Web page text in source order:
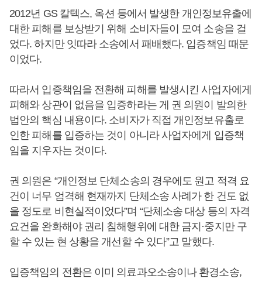
2012년 GS 칼텍스, 옥션 등에서 발생한 개인정보유출에
대한 피해를 보상받기 위해 소비자들이 모여 소송을 걸
었다. 하지만 잇따라 소송에서 패배했다. 입증책임 때문
이었다.
따라서 입증책임을 전환해 피해를 발생시킨 사업자에게
피해와 상관이 없음을 입증하라는 게 권 의원이 발의한
법안의 핵심 내용이다. 소비자가 직접 개인정보유출로
인한 피해를 입증하는 것이 아니라 사업자에게 입증책
임을 지우자는 것이다.
권 의원은 “개인정보 단체소송의 경우에도 원고 적격 요
건이 너무 엄격해 현재까지 단체소송 사례가 한 건도 없
을 정도로 비현실적이었다”며 “단체소송 대상 등의 자격
요건을 완화해야 권리 침해행위에 대한 금지·중지만 구
할 수 있는 현 상황을 개선할 수 있다”고 말했다.
입증책임의 전환은 이미 의료과오소송이나 환경소송,